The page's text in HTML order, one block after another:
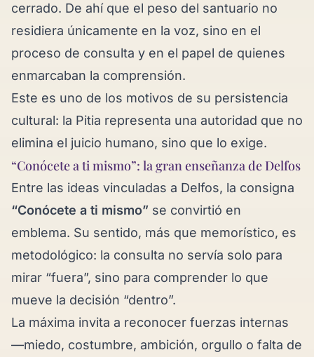
cerrado. De ahí que el peso del santuario no
residiera únicamente en la voz, sino en el
proceso de consulta y en el papel de quienes
enmarcaban la comprensión.
Este es uno de los motivos de su persistencia
cultural: la Pitia representa una autoridad que no
elimina el juicio humano, sino que lo exige.
“Conócete a ti mismo”: la gran enseñanza de Delfos
Entre las ideas vinculadas a Delfos, la consigna
“Conócete a ti mismo” se convirtió en
emblema. Su sentido, más que memorístico, es
metodológico: la consulta no servía solo para
mirar “fuera”, sino para comprender lo que
mueve la decisión “dentro”.
La máxima invita a reconocer fuerzas internas
—miedo, costumbre, ambición, orgullo o falta de